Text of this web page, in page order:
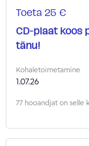
Toeta 25 €
CD-plaat koos
tänu!
Kohaletoimetamine
1.07.26
77 hooandjat on selle